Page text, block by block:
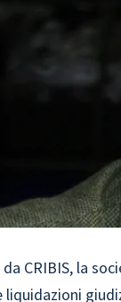
da CRIBIS, la
liquidazioni